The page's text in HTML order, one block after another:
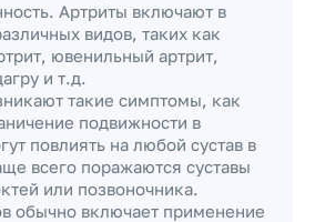
Артриты включают в
видов, таких как
ювенильный артрит,
и т.д.
такие симптомы, как
подвижности в
повлиять на любой сустав в
всего поражаются суставы
или позвоночника.
обычно включает применение